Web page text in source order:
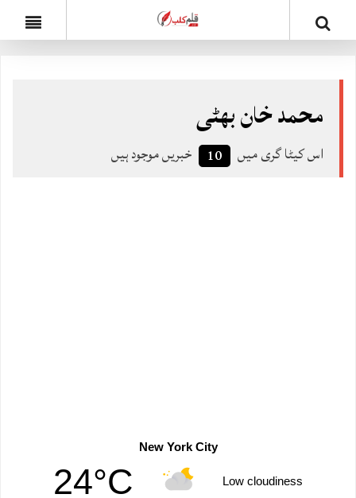
محمد خان بھٹی
اس کیٹا گری میں 10 خبریں موجود ہیں
New York City
24°C Low cloudiness